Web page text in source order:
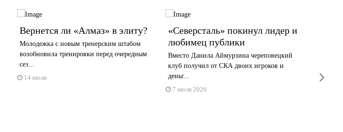
Вернется ли «Алмаз» в элиту?
Молодежка с новым тренерским штабом
возобновила тренировки перед очередным
сез...
14 июля
«Северсталь» покинул лидер и
любимец публики
Вместо Данила Аймурзина череповецкий
клуб получил от СКА двоих игроков и
деньг...
7 июля 2026
2 июня